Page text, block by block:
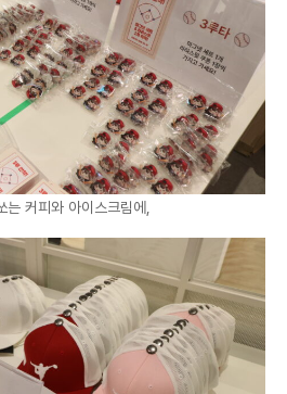
는 커피와 아이스크림에,